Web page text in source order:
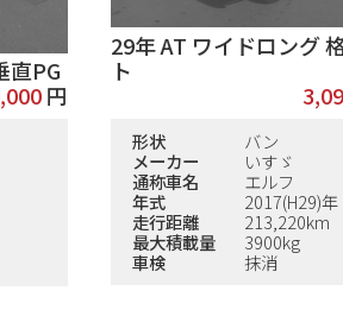
直PG
円
29年 AT ワイドロング
ト
形状
バン
メーカー
いすゞ
通称車名
エルフ
年式
2017(H29)年
走行距離
213,220km
最大積載量
3900kg
車検
抹消